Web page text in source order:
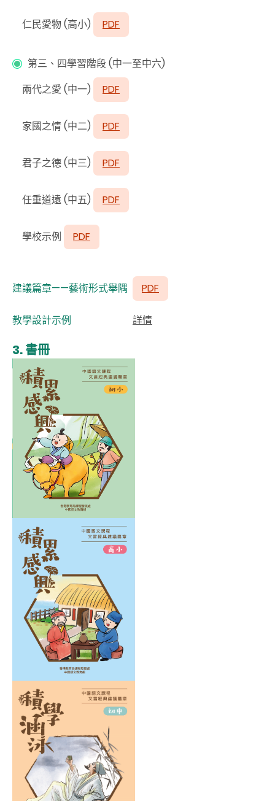
仁民愛物 (高小) PDF
第三、四學習階段 (中一至中六)
兩代之愛 (中一)
PDF
家國之情 (中二) PDF
君子之德 (中三) PDF
任重道遠 (中五) PDF
學校示例 PDF
建議篇章——藝術形式舉隅 PDF
教學設計示例 詳情
3.書冊